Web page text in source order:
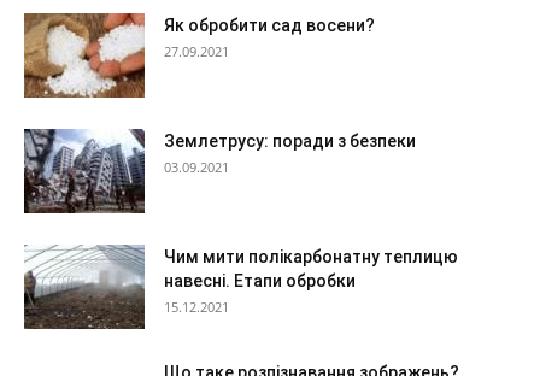
Як обробити сад восени?
27.09.2021
Землетрусу: поради з безпеки
03.09.2021
Чим мити полікарбонатну теплицю
навесні. Етапи обробки
15.12.2021